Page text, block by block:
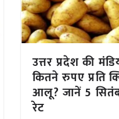
उत्तर प्रदेश की
कितने रुपए प्रति
आलू? जानें 5
रेट